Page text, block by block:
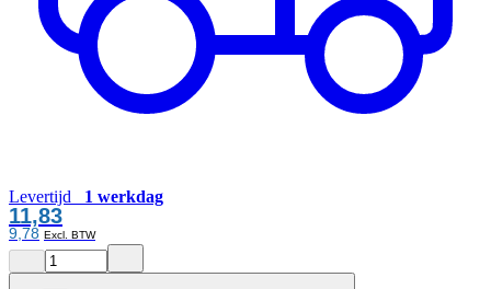
Levertijd 1 werkdag
11,83
9,78